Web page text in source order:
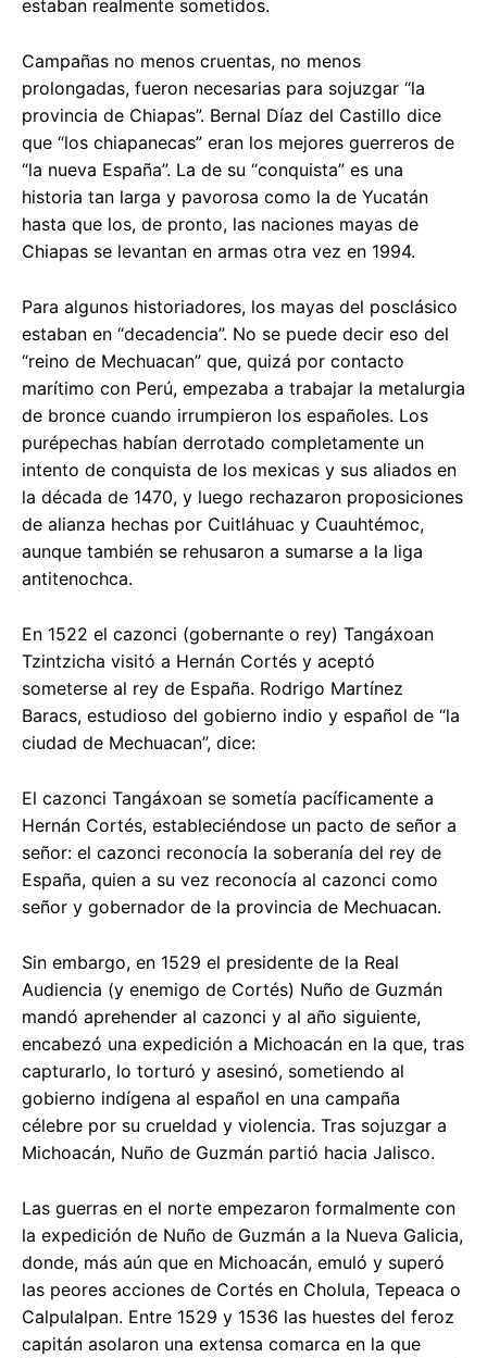
estaban realmente sometidos.
Campañas no menos cruentas, no menos
prolongadas, fueron necesarias para sojuzgar “la
provincia de Chiapas”. Bernal Díaz del Castillo dice
que “los chiapanecas” eran los mejores guerreros de
“la nueva España”. La de su “conquista” es una
historia tan larga y pavorosa como la de Yucatán
hasta que los, de pronto, las naciones mayas de
Chiapas se levantan en armas otra vez en 1994.
Para algunos historiadores, los mayas del posclásico
estaban en “decadencia”. No se puede decir eso del
“reino de Mechuacan” que, quizá por contacto
marítimo con Perú, empezaba a trabajar la metalurgia
de bronce cuando irrumpieron los españoles. Los
purépechas habían derrotado completamente un
intento de conquista de los mexicas y sus aliados en
la década de 1470, y luego rechazaron proposiciones
de alianza hechas por Cuitláhuac y Cuauhtémoc,
aunque también se rehusaron a sumarse a la liga
antitenochca.
En 1522 el cazonci (gobernante o rey) Tangáxoan
Tzintzicha visitó a Hernán Cortés y aceptó
someterse al rey de España. Rodrigo Martínez
Baracs, estudioso del gobierno indio y español de “la
ciudad de Mechuacan”, dice:
El cazonci Tangáxoan se sometía pacíficamente a
Hernán Cortés, estableciéndose un pacto de señor a
señor: el cazonci reconocía la soberanía del rey de
España, quien a su vez reconocía al cazonci como
señor y gobernador de la provincia de Mechuacan.
Sin embargo, en 1529 el presidente de la Real
Audiencia (y enemigo de Cortés) Nuño de Guzmán
mandó aprehender al cazonci y al año siguiente,
encabezó una expedición a Michoacán en la que, tras
capturarlo, lo torturó y asesinó, sometiendo al
gobierno indígena al español en una campaña
célebre por su crueldad y violencia. Tras sojuzgar a
Michoacán, Nuño de Guzmán partió hacia Jalisco.
Las guerras en el norte empezaron formalmente con
la expedición de Nuño de Guzmán a la Nueva Galicia,
donde, más aún que en Michoacán, emuló y superó
las peores acciones de Cortés en Cholula, Tepeaca o
Calpulalpan. Entre 1529 y 1536 las huestes del feroz
capitán asolaron una extensa comarca en la que